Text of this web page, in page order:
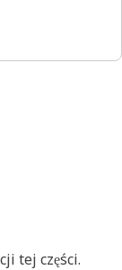
tej części.